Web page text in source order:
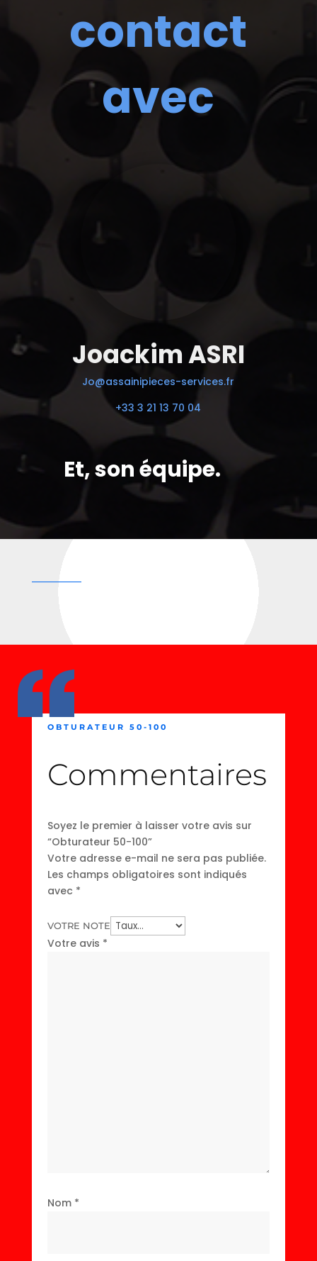
contact
avec
Joackim ASRI
Jo@assainipieces-services.fr
+33 3 21 13 70 04
Et, son équipe.
OBTURATEUR 50-100
Commentaires
Soyez le premier à laisser votre avis sur
“Obturateur 50-100”
Votre adresse e-mail ne sera pas publiée.
Les champs obligatoires sont indiqués
avec *
VOTRE NOTE
Votre avis *
Nom *